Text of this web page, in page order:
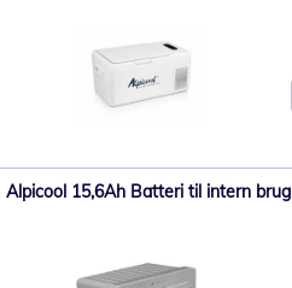
Alpicool 15,6Ah Batteri til intern brug